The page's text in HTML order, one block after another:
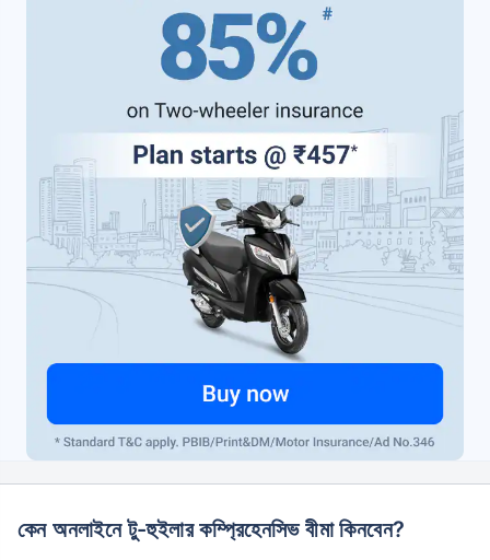
কেন অনলাইনে টু-হুইলার কম্প্রিহেনসিভ বীমা কিনবেন?